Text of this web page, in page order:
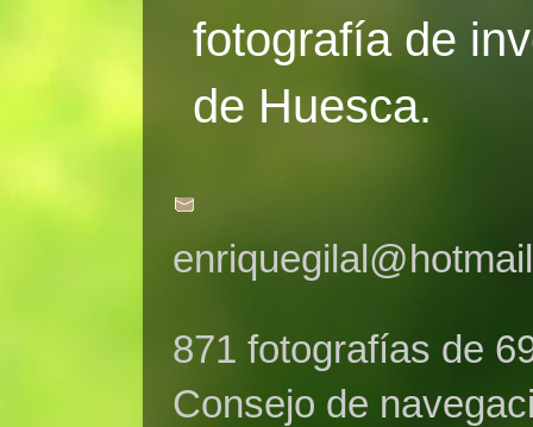
fotografía de
de Huesca.
871 fotografías de
Consejo de